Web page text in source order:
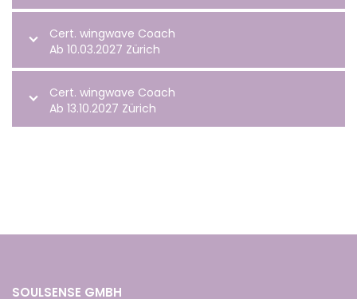
Cert. wingwave Coach
Ab 10.03.2027 Zürich
Cert. wingwave Coach
Ab 13.10.2027 Zürich
SOULSENSE GMBH